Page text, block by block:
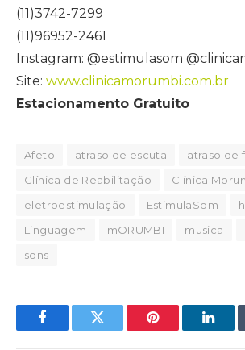
(11)3742-7299
(11)96952-2461
Instagram: @estimulasom
Site: www.clinicamorumbi.com.br
Estacionamento Gratuito
Afeto atraso de escuta atraso de
Clínica de Reabilitação
Clínica
eletroestimulação
EstimulaSom
Linguagem
mORUMBI musica
sons
FacebookTwitter Pinterest